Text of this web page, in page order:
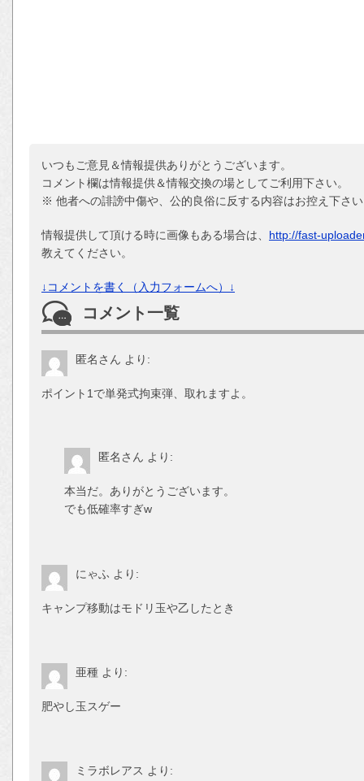
いつもご意見＆情報提供ありがとうございます。
コメント欄は情報提供＆情報交換の場としてご利用下さい。
※ 他者への誹謗中傷や、公的良俗に反する内容はお控え下さ
情報提供して頂ける時に画像もある場合は、 http://fast-
教えてください。
↓コメントを書く（入力フォームへ）↓
コメント一覧
匿名さん より:
ポイント1で単発式拘束弾、取れますよ。
匿名さん より:
本当だ。ありがとうございます。
でも低確率すぎw
にゃふ より:
キャンプ移動はモドリ玉や乙したとき
亜種 より:
肥やし玉スゲー
ミラボレアス より: